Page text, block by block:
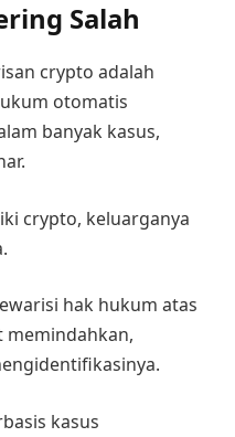
Salah
crypto adalah
otomatis
banyak kasus,
crypto, keluarganya
hak hukum atas
memindahkan,
kasus